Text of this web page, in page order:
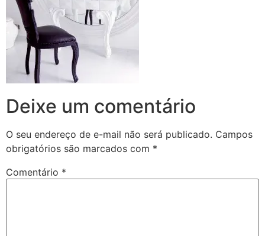
Deixe um comentário
O seu endereço de e-mail não será publicado. Campos
obrigatórios são marcados com *
Comentário *